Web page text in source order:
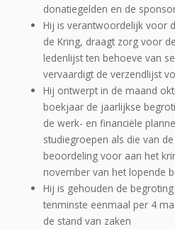
donatiegelden en de
Hij is verantwoordelijk voor
de Kring, draagt zorg voor
ledenlijst ten behoeve van
vervaardigt de verzendlijst
Hij ontwerpt in de maand
boekjaar de jaarlijkse
de werk- en financiële
studiegroepen als die van
beoordeling voor aan het
november van het lopende
Hij is gehouden de
tenminste eenmaal per 4
de stand van zaken